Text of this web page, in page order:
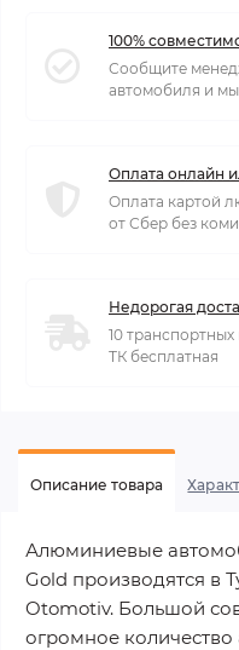
100%
Сообщите
автомобиля и
Оплата онлайн
Оплата картой
от Сбер без
Недорогая
10
ТК бесплатная
Описание товара
Алюминиевые
Gold производятся в
Otomotiv. Большой
огромное количество